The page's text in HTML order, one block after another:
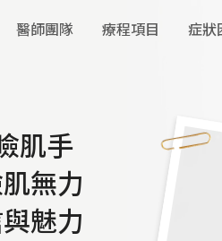
醫師團隊 療程項目 症狀
肌手
無力
魅力